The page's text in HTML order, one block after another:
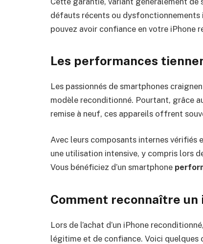
défauts récents ou dysfonctionnements
pouvez avoir confiance en votre iPhone
Les performances
Les passionnés de smartphones
modèle reconditionné. Pourtant, grâce
remise à neuf, ces appareils offrent
Avec leurs composants internes vérifiés
une utilisation intensive, y compris lors
Vous bénéficiez d’un smartphone
Comment reconnaître
Lors de l’achat d’un iPhone
légitime et de confiance. Voici quelques